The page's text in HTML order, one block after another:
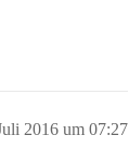
2016 um 07:27